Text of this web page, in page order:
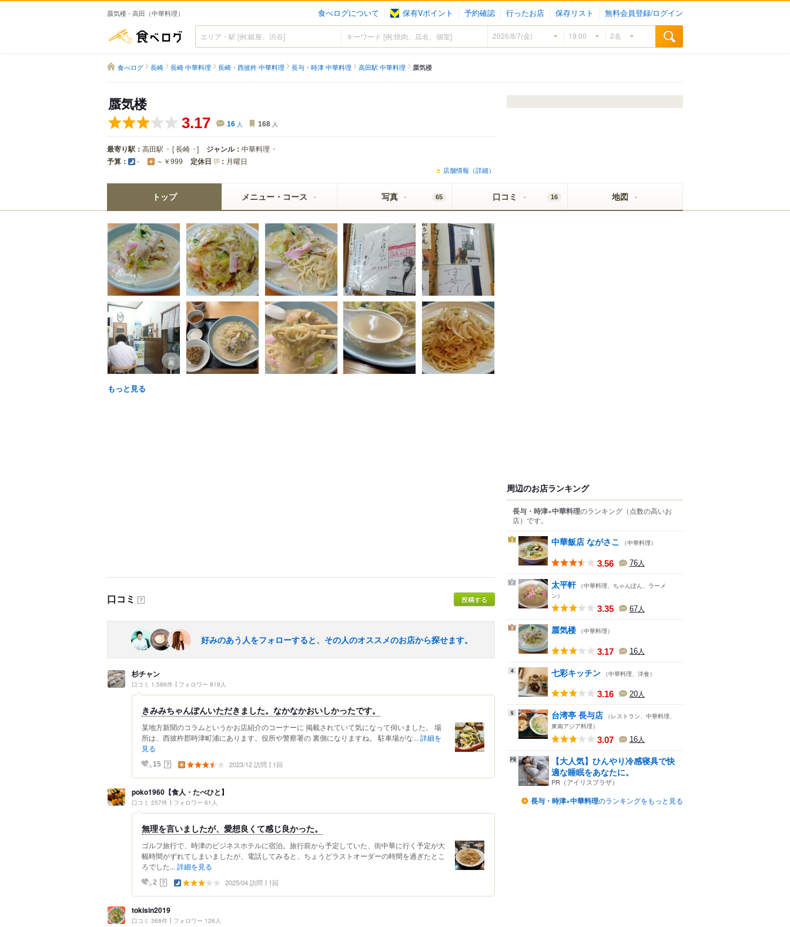
蜃気楼 - 高田（中華料理） 食べログについて 保有Vポイント 予約確認 行ったお店 保存リスト 無料会員登録/ログイン
食べログ
食べログ 長崎 長崎 中華料理 長崎・西彼杵 中華料理 長与・時津 中華料理 高田駅 中華料理 蜃気楼
蜃気楼
3.17 16 人 168 人
最寄り駅： 高田駅 [長崎 ] ジャンル： 中華料理
予算： - ～￥999 定休日 ： 月曜日
店舗情報（詳細）
トップ メニュー・コース 写真 65 口コミ 16 地図
もっと見る
口コミ ？ 投稿する
好みのあう人をフォローすると、その人のオススメのお店から探せます。
杉チャン
口コミ 1,586件 フォロワー 819人
きみみちゃんぽんいただきました。なかなかおいしかったです。
某地方新聞のコラムというかお店紹介のコーナーに 掲載されていて気になって伺いました。 場
所は、西彼杵郡時津町浦にあります。役所や警察署の 裏側になりますね。 駐車場がな... 詳細を
見る
15 ？ 2023/12 訪問 1回
poko1960【食人・たべひと】
口コミ 257件 フォロワー 61人
無理を言いましたが、愛想良くて感じ良かった。
ゴルフ旅行で、時津のビジネスホテルに宿泊。旅行前から予定していた、街中華に行く予定が大
幅時間がずれてしまいましたが、電話してみると、ちょうどラストオーダーの時間を過ぎたとこ
ろでした... 詳細を見る
2 ？ 2025/04 訪問 1回
tokisin2019
口コミ 368件 フォロワー 126人
周辺のお店ランキング
長与・時津×中華料理のランキング （点数の高いお
店） です。
1 中華飯店 ながさこ （中華料理）
3.56 76人
2 太平軒 （中華料理、ちゃんぽん、ラーメ
ン）
3.35 67人
3 蜃気楼 （中華料理）
3.17 16人
4 七彩キッチン （中華料理、洋食）
3.16 20人
5 台湾亭 長与店 （レストラン、中華料理、
東南アジア料理）
3.07 16人
【大人気】ひんやり冷感寝具で快
適な睡眠をあなたに。
PR（アイリスプラザ）
長与・時津×中華料理のランキングをもっと見る